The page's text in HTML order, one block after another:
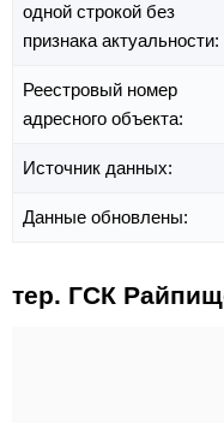
одной строкой без
признака актуальности:
Реестровый номер
адресного объекта:
Источник данных:
Данные обновлены:
тер. ГСК